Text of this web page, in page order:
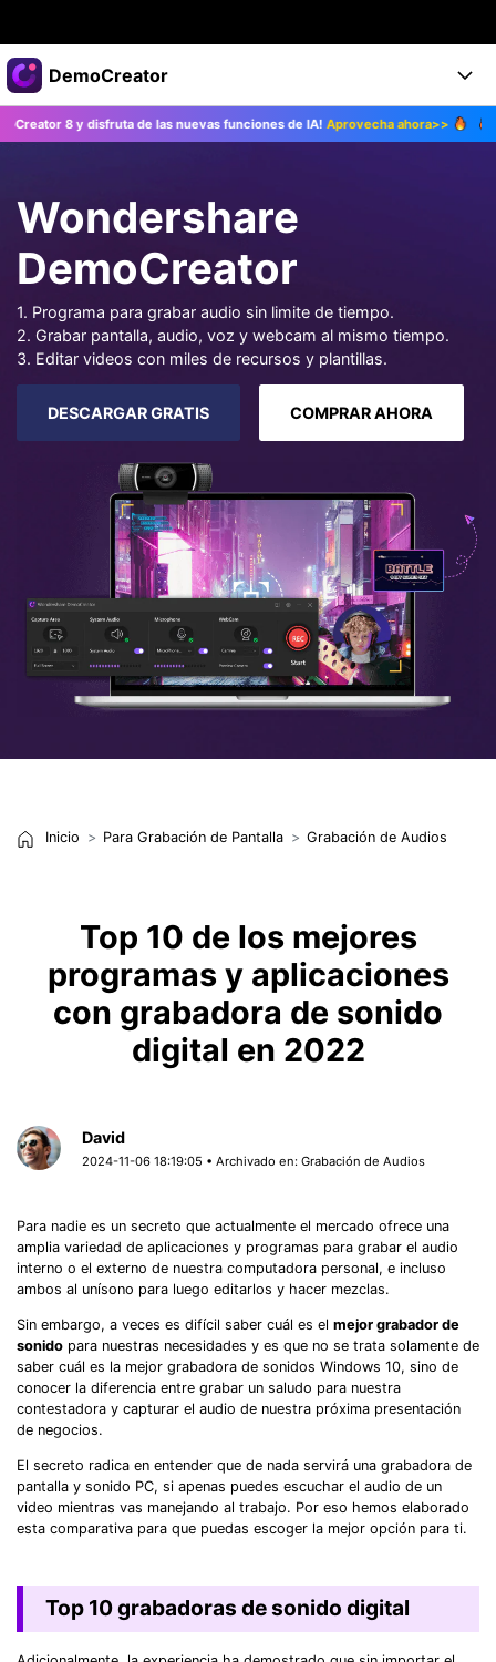
Productos destacados
Creatividad digital con AIGC
Utilidades
Empresas
Soluciones
Sala de prensa
Soporte
DemoCreator
Productos
Características
Características IA
Consejos sobre la IA
DemoCreator para
Blog
Empieza
Empresa
DESCARGAR COMPRAR AHORAIniciar
disfruta de las nuevas funciones de IA!Aprovecha ahora>> ¡Actualiza a
Wondershare
DemoCreator
1. Programa para grabar audio sin limite de tiempo.
2. Grabar pantalla, audio, voz y webcam al mismo tiempo.
3. Editar videos con miles de recursos y plantillas.
DESCARGAR GRATIS COMPRAR AHORA
Inicio Para Grabación de Pantalla Grabación de Audios
Top 10 de los mejores
programas y aplicaciones
con grabadora de sonido
digital en 2022
David
2024-11-06 18:19:05 • Archivado en:Grabación de Audios
Para nadie es un secreto que actualmente el mercado ofrece una
amplia variedad de aplicaciones y programas para grabar el audio
interno o el externo de nuestra computadora personal, e incluso
ambos al unísono para luego editarlos y hacer mezclas.
Sin embargo, a veces es difícil saber cuál es el mejor grabador de
sonido para nuestras necesidades y es que no se trata solamente de
saber cuál es la mejor grabadora de sonidos Windows 10, sino de
conocer la diferencia entre grabar un saludo para nuestra
contestadora y capturar el audio de nuestra próxima presentación
de negocios.
El secreto radica en entender que de nada servirá una grabadora de
pantalla y sonido PC, si apenas puedes escuchar el audio de un
video mientras vas manejando al trabajo. Por eso hemos elaborado
esta comparativa para que puedas escoger la mejor opción para ti.
Top 10 grabadoras de sonido digital